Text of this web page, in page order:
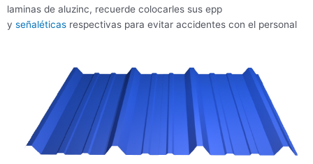
laminas de aluzinc, recuerde colocarles sus epp
y señaléticas respectivas para evitar accidentes con el personal